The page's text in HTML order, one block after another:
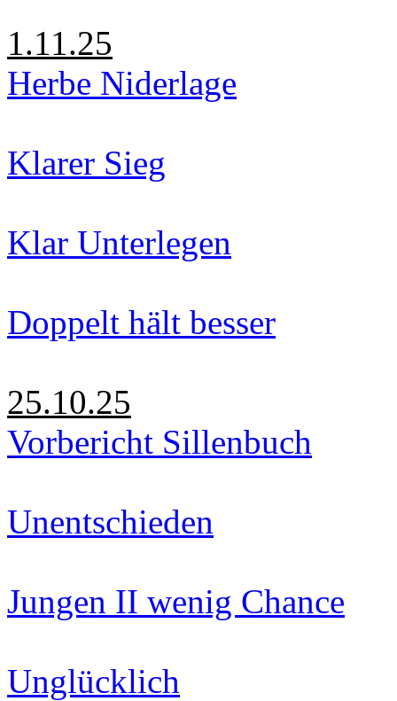
1.11.25
Herbe Niderlage
Klarer Sieg
Klar Unterlegen
Doppelt hält besser
25.10.25
Vorbericht Sillenbuch
Unentschieden
Jungen II wenig Chance
Unglücklich